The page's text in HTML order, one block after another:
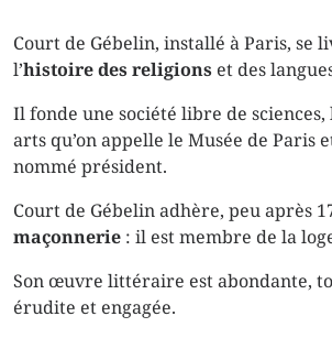
Court de Gébelin, installé à Paris, se
l’histoire des religions et des
Il fonde une société libre de
arts qu’on appelle le Musée de Paris
nommé président.
Court de Gébelin adhère, peu après
maçonnerie : il est membre de la
Son œuvre littéraire est abondante,
érudite et engagée.